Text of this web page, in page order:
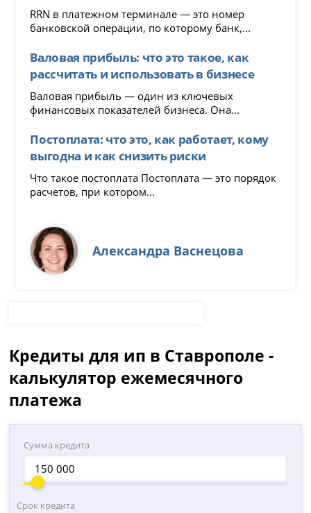
RRN в платежном терминале — это номер
банковской операции, по которому банк,...
Валовая прибыль: что это такое, как
рассчитать и использовать в бизнесе
Валовая прибыль — один из ключевых
финансовых показателей бизнеса. Она...
Постоплата: что это, как работает, кому
выгодна и как снизить риски
Что такое постоплата Постоплата — это порядок
расчетов, при котором...
Александра Васнецова
Кредиты для ип в Ставрополе -
калькулятор ежемесячного
платежа
Сумма кредита
Срок кредита